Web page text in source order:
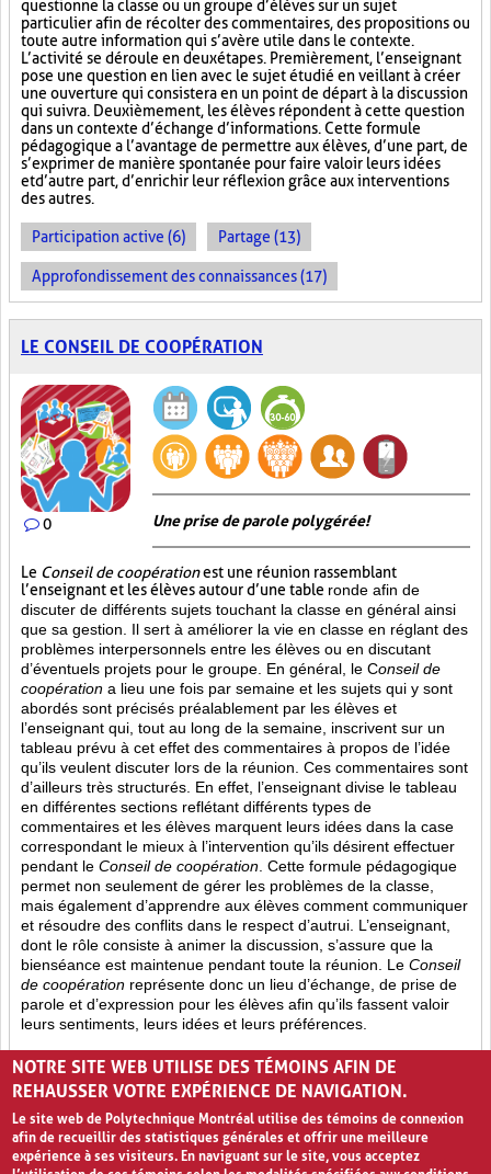
questionne la classe ou un groupe d’élèves sur un sujet
particulier afin de récolter des commentaires, des propositions ou
toute autre information qui s’avère utile dans le contexte.
L’activité se déroule en deux étapes. Premièrement, l’enseignant
pose une question en lien avec le sujet étudié en veillant à créer
une ouverture qui consistera en un point de départ à la discussion
qui suivra. Deuxièmement, les élèves répondent à cette question
dans un contexte d’échange d’informations. Cette formule
pédagogique a l’avantage de permettre aux élèves, d’une part, de
s’exprimer de manière spontanée pour faire valoir leurs idées
et d’autre part, d’enrichir leur réflexion grâce aux interventions
des autres.
Participation active (6) Partage (13)
Approfondissement des connaissances (17)
LE CONSEIL DE COOPÉRATION
0 Une prise de parole polygérée!
Le Conseil de coopérationest une réunion rassemblant
l’enseignant et les élèves autour d’une table ronde afin de
discuter de différents sujets touchant la classe en général ainsi
que sa gestion. Il sert à améliorer la vie en classe en réglant des
problèmes interpersonnels entre les élèves ou en discutant
d’éventuels projets pour le groupe. En général, le Conseil de
coopération a lieu une fois par semaine et les sujets qui y sont
abordés sont précisés préalablement par les élèves et
l’enseignant qui, tout au long de la semaine, inscrivent sur un
tableau prévu à cet effet des commentaires à propos de l’idée
qu’ils veulent discuter lors de la réunion. Ces commentaires sont
d’ailleurs très structurés. En effet, l’enseignant divise le tableau
en différentes sections reflétant différents types de
commentaires et les élèves marquent leurs idées dans la case
correspondant le mieux à l’intervention qu’ils désirent effectuer
pendant le Conseil de coopération . Cette formule pédagogique
permet non seulement de gérer les problèmes de la classe,
mais également d’apprendre aux élèves comment communiquer
et résoudre des conflits dans le respect d’autrui. L’enseignant,
dont le rôle consiste à animer la discussion, s’assure que la
bienséance est maintenue pendant toute la réunion. Le Conseil
de coopération représente donc un lieu d’échange, de prise de
parole et d’expression pour les élèves afin qu’ils fassent valoir
leurs sentiments, leurs idées et leurs préférences.
Opinion (8) Partage (13) Rétroaction (4)
NOTRE SITE WEB UTILISE DES TÉMOINS AFIN DE
REHAUSSER VOTRE EXPÉRIENCE DE NAVIGATION.
Le site web de Polytechnique Montréal utilise des témoins de connexion
afin de recueillir des statistiques générales et offrir une meilleure
expérience à ses visiteurs. En naviguant sur le site, vous acceptez